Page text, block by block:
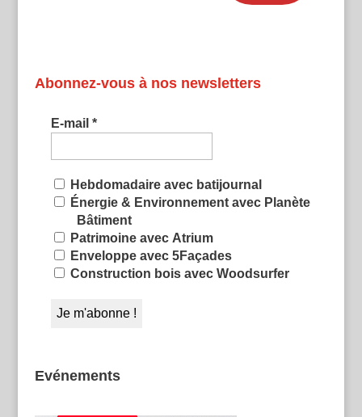
Abonnez-vous à nos newsletters
E-mail *
Hebdomadaire avec batijournal
Énergie & Environnement avec Planète
Bâtiment
Patrimoine avec Atrium
Enveloppe avec 5Façades
Construction bois avec Woodsurfer
Evénements